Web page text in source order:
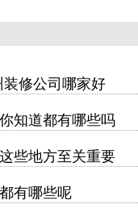
修公司哪家好
知道都有哪些吗
些地方至关重要
有哪些呢